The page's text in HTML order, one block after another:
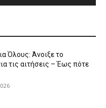
Όλους: Άνοιξε το
τις αιτήσεις – Έως πότε